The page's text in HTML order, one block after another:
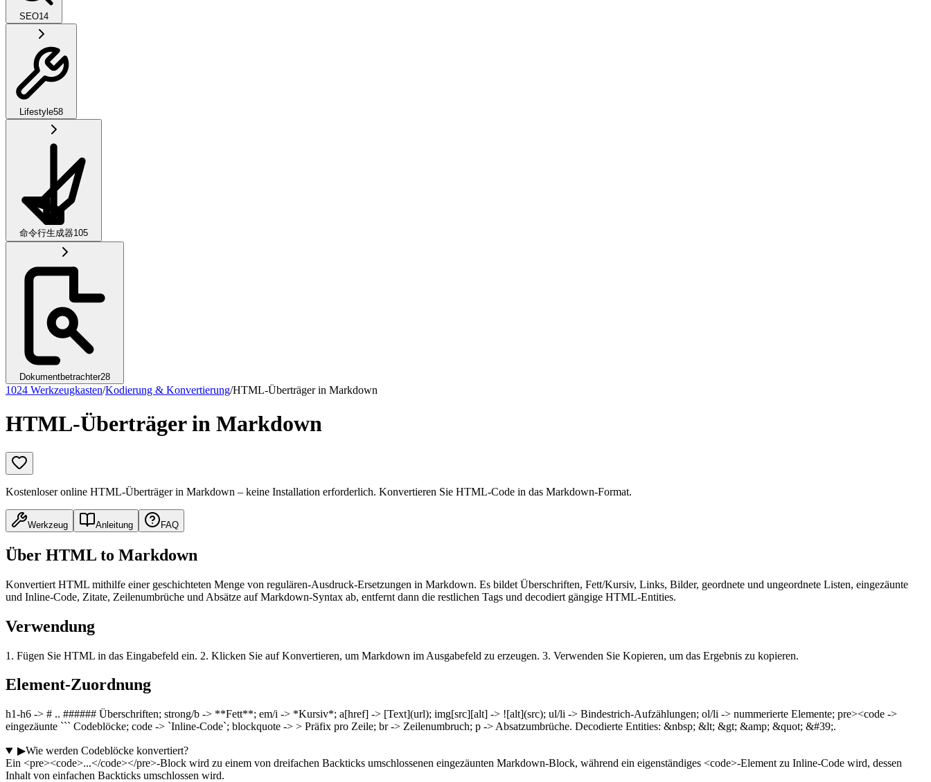
SEO14
Lifestyle58
命令行生成器105
Dokumentbetrachter28
1024 Werkzeugkasten/Kodierung & Konvertierung/HTML-Überträger in Markdown
HTML-Überträger in Markdown
Kostenloser online HTML-Überträger in Markdown – keine Installation erforderlich. Konvertieren Sie HTML-Code in das Markdown-Format.
Werkzeug Anleitung FAQ
Über HTML to Markdown
Konvertiert HTML mithilfe einer geschichteten Menge von regulären-Ausdruck-Ersetzungen in Markdown. Es bildet Überschriften, Fett/Kursiv, Links, Bilder, geordnete und ungeordnete Listen, eingezäunte
und Inline-Code, Zitate, Zeilenumbrüche und Absätze auf Markdown-Syntax ab, entfernt dann die restlichen Tags und decodiert gängige HTML-Entities.
Verwendung
1. Fügen Sie HTML in das Eingabefeld ein. 2. Klicken Sie auf Konvertieren, um Markdown im Ausgabefeld zu erzeugen. 3. Verwenden Sie Kopieren, um das Ergebnis zu kopieren.
Element-Zuordnung
h1-h6 -> # .. ###### Überschriften; strong/b -> **Fett**; em/i -> *Kursiv*; a[href] -> [Text](url); img[src][alt] -> ![alt](src); ul/li -> Bindestrich-Aufzählungen; ol/li -> nummerierte Elemente; pre><code ->
eingezäunte ``` Codeblöcke; code -> `Inline-Code`; blockquote -> > Präfix pro Zeile; br -> Zeilenumbruch; p -> Absatzumbrüche. Decodierte Entities: &nbsp; &lt; &gt; &amp; &quot; &#39;.
▶Wie werden Codeblöcke konvertiert?
Ein <pre><code>...</code></pre>-Block wird zu einem von dreifachen Backticks umschlossenen eingezäunten Markdown-Block, während ein eigenständiges <code>-Element zu Inline-Code wird, dessen
Inhalt von einfachen Backticks umschlossen wird.